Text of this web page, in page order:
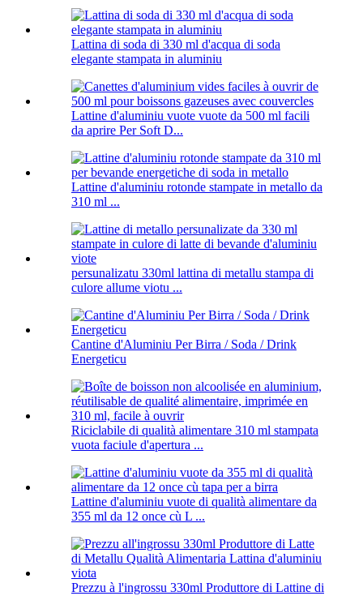
Lattina di soda di 330 ml d'acqua di soda
elegante stampata in aluminiu
Lattine d'aluminiu vuote vuote da 500 ml facili
da aprire Per Soft D...
Lattine d'aluminiu rotonde stampate in metallo da
310 ml ...
persunalizatu 330ml lattina di metallu stampa di
culore allume viotu ...
Cantine d'Aluminiu Per Birra / Soda / Drink
Energeticu
Riciclabile di qualità alimentare 310 ml stampata
vuota faciule d'apertura ...
Lattine d'aluminiu vuote di qualità alimentare da
355 ml da 12 once cù L ...
Prezzu à l'ingrossu 330ml Produttore di Lattine di